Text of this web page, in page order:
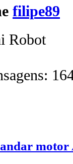
filipe89
Robot
motor